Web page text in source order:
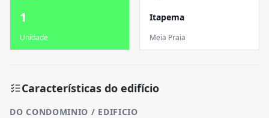
1
Unidade
Itapema
Meia Praia
Características do edifício
DO CONDOMINIO / EDIFICIO